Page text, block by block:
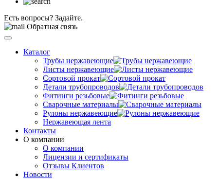
Есть вопросы? Задайте.
Обратная связь
Каталог
Трубы нержавеющие
Листы нержавеющие
Сортовой прокат
Детали трубопроводов
Фитинги резьбовые
Сварочные материалы
Рулоны нержавеющие
Нержавеющая лента
Контакты
О компании
О компании
Лицензии и сертификаты
Отзывы Клиентов
Новости